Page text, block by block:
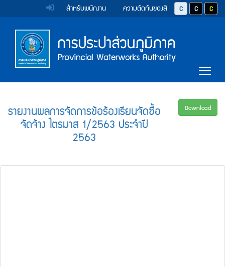
หน้า
แรก
(การ
ประปา
ส่วน
ภูมิภาค)
ไป
ยัง
เนื้อหา
(Skip
to
content)
ข้าม
เมนู
(Skip
Menu
สำหรับพนักงาน ความตัดกันของสี ปุ่มปรับสีตัวอักษร
ปุ่มปรับสีตั
ปุ่มป
ตรา
สัญลักษณ์
และ
ค่า
การ
ประปา
ภูมิภาค
ตรา
สัญลักษณ์
และ
ค่า
การ
ประปา
ภูมิภาค
Main
Menu
รายงานผลการจัดการข้อร้องเรียนจัดซื้อ
จัดจ้าง ไตรมาส 1/2563 ประจำปี
2563
Download